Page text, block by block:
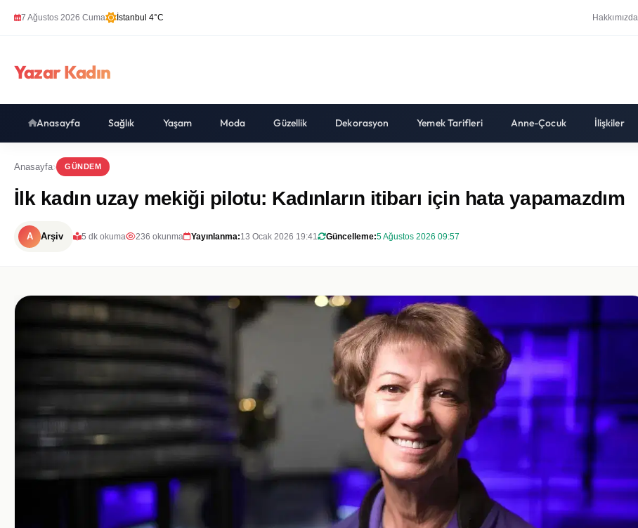
7 Ağustos 2026 Cuma İstanbul 4°C Hakkımızda
Yazar Kadın
Anasayfa Sağlık Yaşam Moda Güzellik Dekorasyon Yemek Tarifleri Anne-Çocuk İlişkiler
Anasayfa GÜNDEM
İlk kadın uzay mekiği pilotu: Kadınların itibarı için hata yapamazdım
A Arşiv 5 dk okuma 236 okunma Yayınlanma:13 Ocak 2026 19:41 Güncelleme:5 Ağustos 2026 09:57